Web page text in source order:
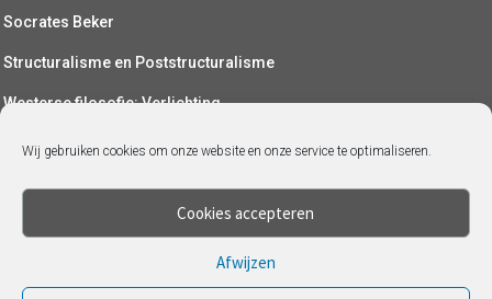
Wij gebruiken cookies om onze website en onze service te optimaliseren.
Cookies accepteren
Afwijzen
Socrates Beker
Structuralisme en Poststructuralisme
Westerse filosofie: Verlichting
Wetenschapsfilosofie
Yoga (als filosofie)